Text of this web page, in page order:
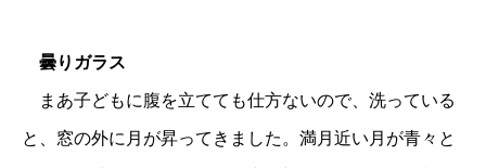
曇りガラス
まあ子どもに腹を立てても仕方ないので、洗っている
と、窓の外に月が昇ってきました。満月近い月が青々と